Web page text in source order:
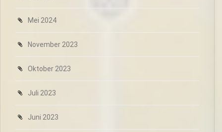
Mei 2024
November 2023
Oktober 2023
Juli 2023
Juni 2023